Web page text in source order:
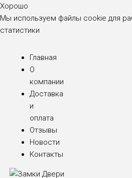
Хорошо
Мы используем файлы cookie для
статистики
Главная
О
компании
Доставка
и
оплата
Отзывы
Новости
Контакты